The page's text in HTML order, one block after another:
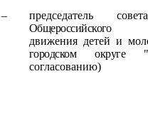
–
председатель
Общероссийского
движения детей и
городском округе
согласованию)